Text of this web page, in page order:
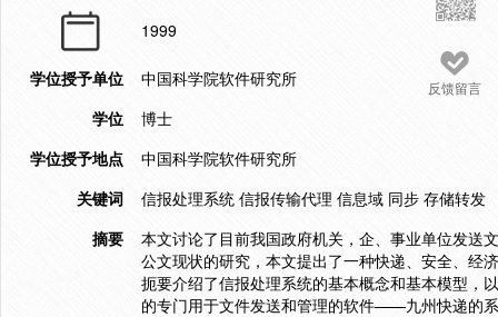
反馈留言
1999
学位授予单位
中国科学院软件研究所
学位
博士
学位授予地点
中国科学院软件研究所
关键词
信报处理系统 信报传输代理 信息域 同步 存储转发
摘要
本文讨论了目前我国政府机关，企、事业单位发送
公文现状的研究，本文提出了一种快递、安全、经
扼要介绍了信报处理系统的基本概念和基本模型，
的专门用于文件发送和管理的软件——九州快递的